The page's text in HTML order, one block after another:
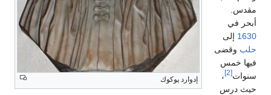
إدوارد پوكوك
مقدس.
أبحر في
1630 إلى
حلب وقضى
فيها خمس
سنوات[2]
،
حيث درس